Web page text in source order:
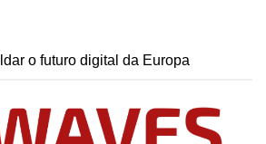
o futuro digital da Europa